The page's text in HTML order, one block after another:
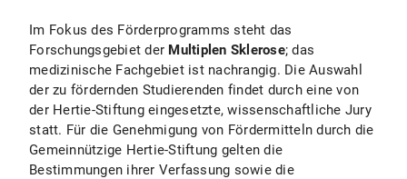
Im Fokus des Förderprogramms steht das
Forschungsgebiet der Multiplen Sklerose; das
medizinische Fachgebiet ist nachrangig. Die Auswahl
der zu fördernden Studierenden findet durch eine von
der Hertie-Stiftung eingesetzte, wissenschaftliche Jury
statt. Für die Genehmigung von Fördermitteln durch die
Gemeinnützige Hertie-Stiftung gelten die
Bestimmungen ihrer Verfassung sowie die